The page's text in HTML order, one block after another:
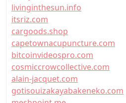
livinginthesun.info
itsriz.com
cargoods.shop
capetownacupuncture.com
bitcoinvideospro.com
cosmiccrowcollective.com
alain-jacquet.com
gotisouizakayabakeneko.com